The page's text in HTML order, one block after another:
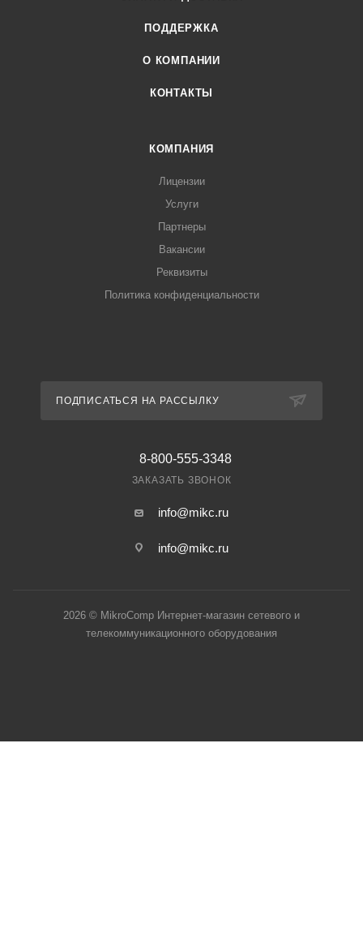
ПОДДЕРЖКА
О КОМПАНИИ
КОНТАКТЫ
КОМПАНИЯ
Лицензии
Услуги
Партнеры
Вакансии
Реквизиты
Политика конфиденциальности
ПОДПИСАТЬСЯ НА РАССЫЛКУ
8-800-555-3348
ЗАКАЗАТЬ ЗВОНОК
info@mikc.ru
info@mikc.ru
2026 © MikroComp Интернет-магазин сетевого и
телекоммуникационного оборудования